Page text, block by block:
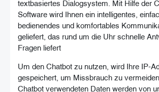
textbasiertes Dialogsystem. Mit Hilfe der
Software wird Ihnen ein intelligentes,
bedienendes und komfortables
geliefert, das rund um die Uhr schnelle
Fragen liefert
Um den Chatbot zu nutzen, wird Ihre IP-
gespeichert, um Missbrauch zu
Chatbot verwendeten Daten werden von